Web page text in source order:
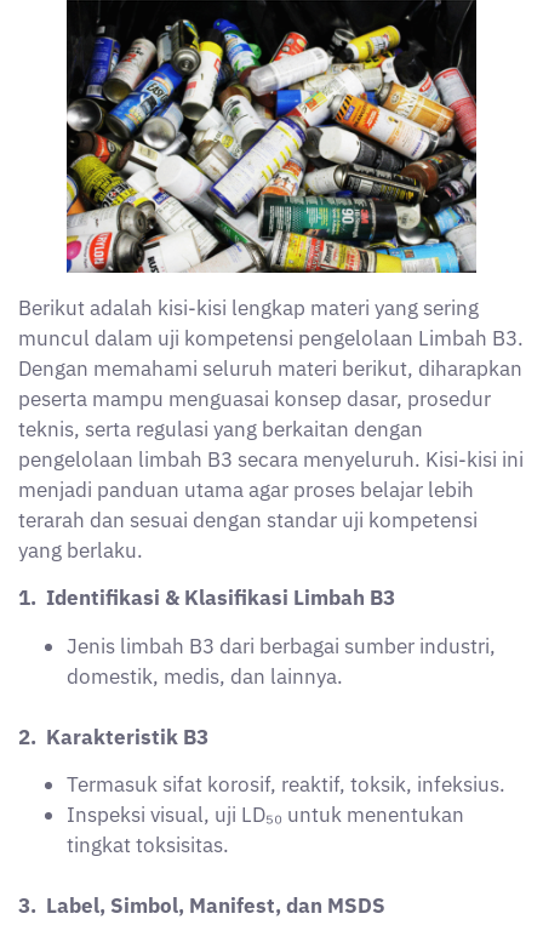
terarah dan sesuai dengan standar uji kompetensi
yang berlaku.
1. Identifikasi & Klasifikasi Limbah B3
Jenis limbah B3 dari berbagai sumber industri,
domestik, medis, dan lainnya.
2. Karakteristik B3
Inspeksi visual, uji LD₅₀ untuk menentukan
tingkat toksisitas.
3. Label, Simbol, Manifest, dan MSDS
Pemahaman tentang label B3, simbol bahaya,
dokumen manifest, dan penggunaan Material
Safety Data Sheet (MSDS).
strategi utama minimisasi limbah.
Pemanfaatan limbah B3 secara aman dan
5. Teknik Pengolahan Limbah B3
Strategi pengolahan meliputi: co-processing,
solidification, chemical treatment, biological